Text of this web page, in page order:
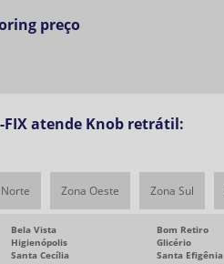
preço
FIX atende Knob retrátil:
Zona Oeste Zona Sul
Bela Vista Bom Retiro
Higienópolis Glicério
Santa Cecília Santa Efigênia